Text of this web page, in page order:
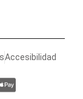
Accesibilidad